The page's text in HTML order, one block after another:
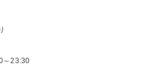
～23:30